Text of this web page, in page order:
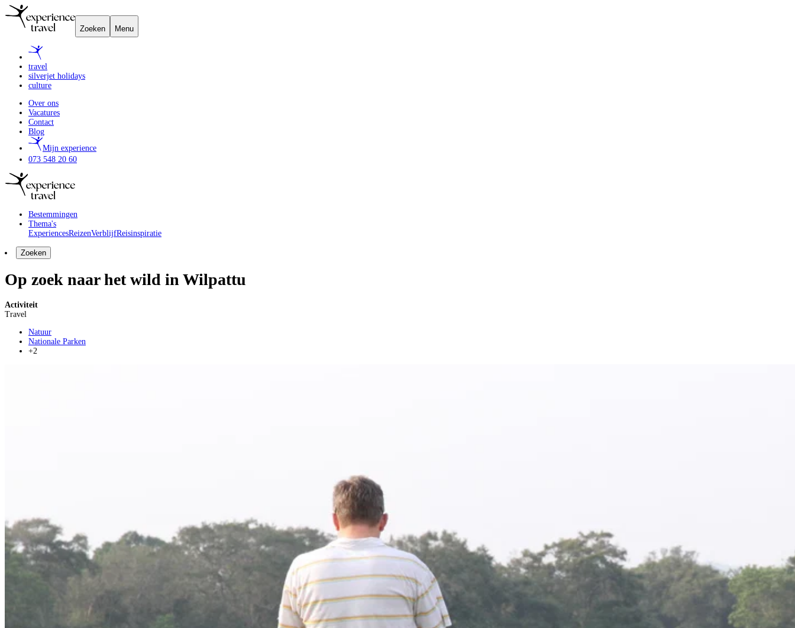
Zoeken Menu
travel
silverjet holidays
culture
Over ons
Vacatures
Contact
Blog
Mijn experience
073 548 20 60
Bestemmingen
Thema's
ExperiencesReizenVerblijfReisinspiratie
Zoeken
Op zoek naar het wild in Wilpattu
Activiteit
Travel
Natuur
Nationale Parken
+2